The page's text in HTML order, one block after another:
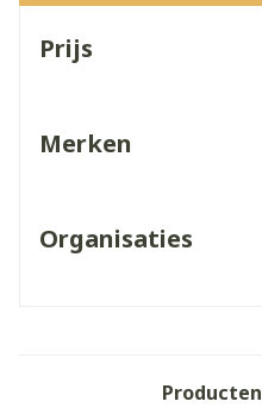
Prijs
Merken
Organisaties
Producten